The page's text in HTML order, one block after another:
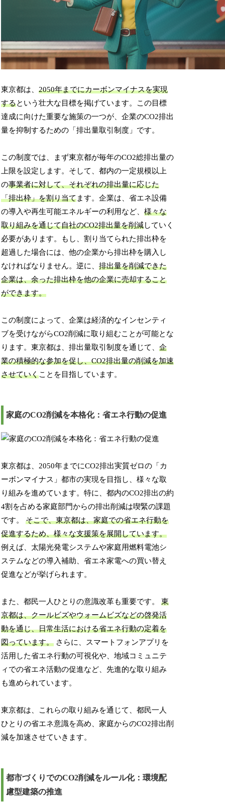
東京都は、2050年までにカーボンマイナスを実現
するという壮大な目標を掲げています。この目標
達成に向けた重要な施策の一つが、企業のCO2排出
量を抑制するための「排出量取引制度」です。
この制度では、まず東京都が毎年のCO2総排出量の
上限を設定します。そして、都内の一定規模以上
の事業者に対して、それぞれの排出量に応じた
「排出枠」を割り当てます。企業は、省エネ設備
の導入や再生可能エネルギーの利用など、様々な
取り組みを通じて自社のCO2排出量を削減していく
必要があります。もし、割り当てられた排出枠を
超過した場合には、他の企業から排出枠を購入し
なければなりません。逆に、排出量を削減できた
企業は、余った排出枠を他の企業に売却すること
ができます。
この制度によって、企業は経済的なインセンティ
ブを受けながらCO2削減に取り組むことが可能とな
ります。東京都は、排出量取引制度を通じて、企
業の積極的な参加を促し、CO2排出量の削減を加速
させていくことを目指しています。
家庭のCO2削減を本格化：省エネ行動の促進
東京都は、2050年までにCO2排出実質ゼロの「カ
ーボンマイナス」都市の実現を目指し、様々な取
り組みを進めています。特に、都内のCO2排出の約
4割を占める家庭部門からの排出削減は喫緊の課題
です。そこで、東京都は、家庭での省エネ行動を
促進するため、様々な支援策を展開しています。
例えば、太陽光発電システムや家庭用燃料電池シ
ステムなどの導入補助、省エネ家電への買い替え
促進などが挙げられます。
また、都民一人ひとりの意識改革も重要です。東
京都は、クールビズやウォームビズなどの啓発活
動を通じ、日常生活における省エネ行動の定着を
図っています。 さらに、スマートフォンアプリを
活用した省エネ行動の可視化や、地域コミュニテ
ィでの省エネ活動の促進など、先進的な取り組み
も進められています。
東京都は、これらの取り組みを通じて、都民一人
ひとりの省エネ意識を高め、家庭からのCO2排出削
減を加速させていきます。
都市づくりでのCO2削減をルール化：環境配
慮型建築の推進